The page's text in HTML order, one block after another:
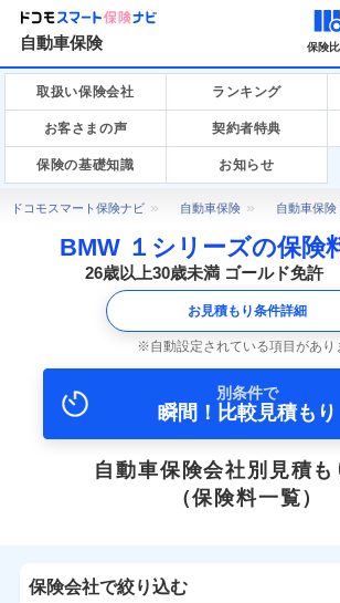
自動車保険 保険
取扱い保険会社 ランキング
お客さまの声 契約者特典
保険の基礎知識 お知らせ
ドコモスマート保険ナビ 自動車保険 自動車保
BMW １シリーズの保険
26歳以上30歳未満 ゴールド免許
お見積もり条件詳細
自動設定されている項目があり
別条件で
瞬間！比較見積もり
自動車保険会社別見積も
（保険料一覧）
保険会社で絞り込む